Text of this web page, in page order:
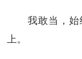
我敢当，始
上。